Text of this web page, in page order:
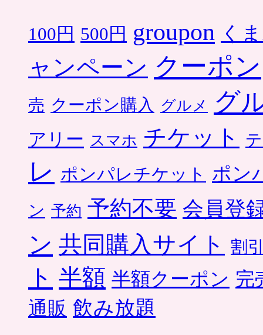
100円 500円 groupon く
ャンペーン クーポン
売 クーポン購入 グルメ グ
アリー スマホ チケット
レ ポンパレチケット ポン
ン 予約 予約不要 会員登
ン 共同購入サイト 割
ト 半額 半額クーポン 完
通販 飲み放題